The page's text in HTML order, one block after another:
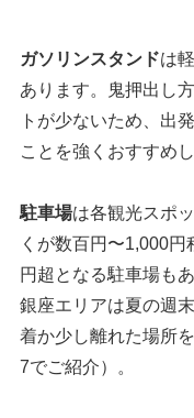
ガソリンスタンドは
あります。鬼押出し
トが少ないため、出
ことを強くおすすめし
駐車場は各観光スポ
くが数百円〜1,000
円超となる駐車場も
銀座エリアは夏の週
着か少し離れた場所
7でご紹介）。